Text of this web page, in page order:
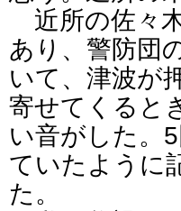
近所の佐々
あり、警防団
いて、津波が
寄せてくると
い音がした。
ていたように
た。